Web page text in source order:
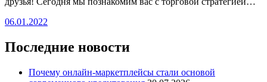
06.01.2022
Последние новости
Почему онлайн-маркетплейсы стали основой